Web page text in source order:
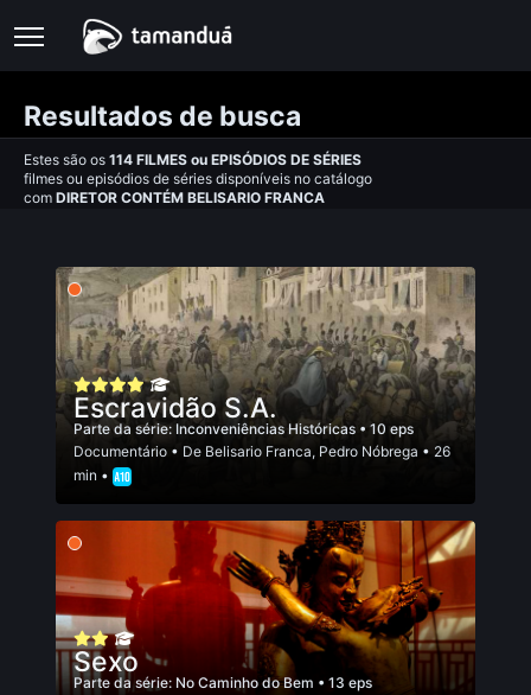
Resultados de busca
Estes são os 114 FILMES ou EPISÓDIOS DE SÉRIES
filmes ou episódios de séries disponíveis no catálogo
com DIRETOR CONTÉM BELISARIO FRANCA
Escravidão S.A.
Parte da série: Inconveniências Históricas • 10 eps
Documentário • De Belisario Franca, Pedro Nóbrega • 26
min •
Sexo
Parte da série: No Caminho do Bem • 13 eps